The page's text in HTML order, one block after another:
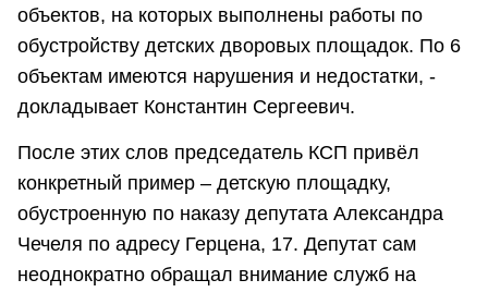
объектов, на которых выполнены работы по
обустройству детских дворовых площадок. По 6
объектам имеются нарушения и недостатки, -
докладывает Константин Сергеевич.
После этих слов председатель КСП привёл
конкретный пример – детскую площадку,
обустроенную по наказу депутата Александра
Чечеля по адресу Герцена, 17. Депутат сам
неоднократно обращал внимание служб на